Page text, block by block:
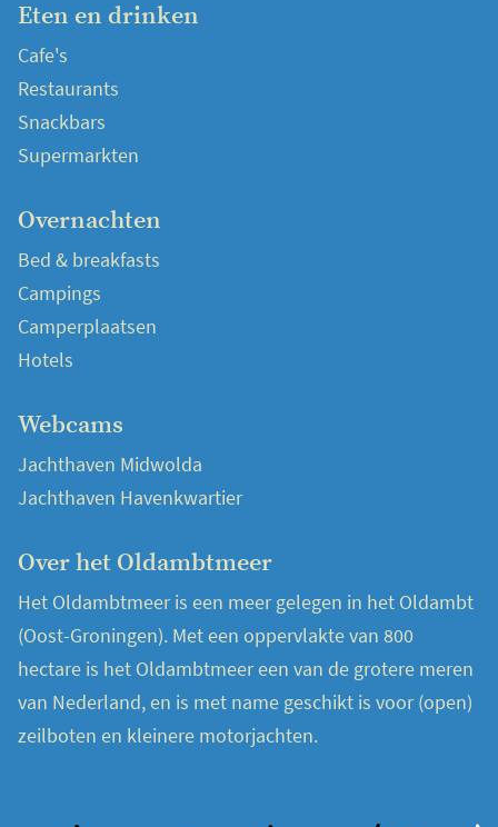
Eten en drinken
Cafe's
Restaurants
Snackbars
Supermarkten
Overnachten
Bed & breakfasts
Campings
Camperplaatsen
Hotels
Webcams
Jachthaven Midwolda
Jachthaven Havenkwartier
Over het Oldambtmeer
Het Oldambtmeer is een meer gelegen in het Oldambt
(Oost-Groningen). Met een oppervlakte van 800
hectare is het Oldambtmeer een van de grotere meren
van Nederland, en is met name geschikt is voor (open)
zeilboten en kleinere motorjachten.